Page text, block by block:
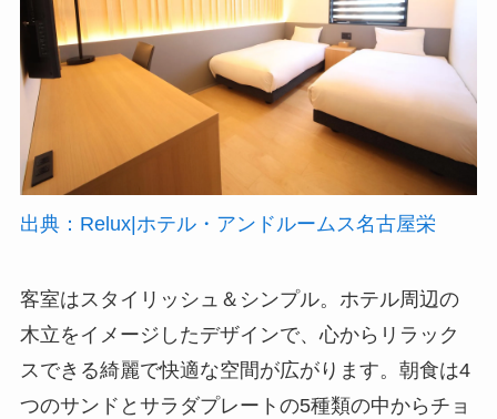
出典：Relux|ホテル・アンドルームス名古屋栄
客室はスタイリッシュ＆シンプル。ホテル周辺の
木立をイメージしたデザインで、心からリラック
スできる綺麗で快適な空間が広がります。朝食は4
つのサンドとサラダプレートの5種類の中からチョ